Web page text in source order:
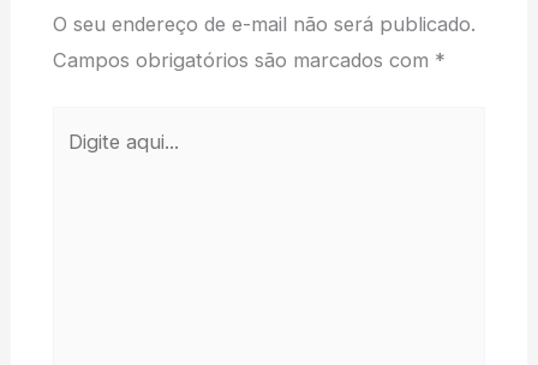
O seu endereço de e-mail não será publicado.
Campos obrigatórios são marcados com *
aqui...